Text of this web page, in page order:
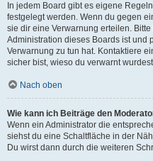
In jedem Board gibt es eigene
festgelegt werden. Wenn du gegen
sie dir eine Verwarnung erteilen.
Administration dieses Boards ist und
Verwarnung zu tun hat. Kontaktiere
sicher bist, wieso du verwarnt
Nach oben
Wie kann ich Beiträge den
Wenn ein Administrator die
siehst du eine Schaltfläche in der
Du wirst dann durch die weiteren